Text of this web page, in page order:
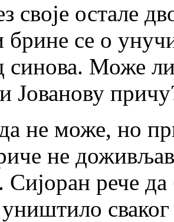
своје остале
се о
синова. Може
Јованову
не може, но
не
Сијоран рече